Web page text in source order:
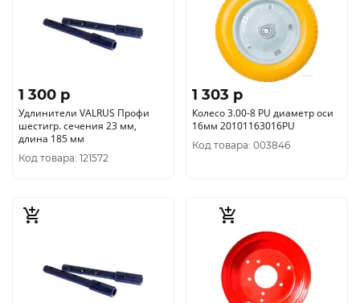
1 300 p
Удлинители VALRUS Профи
шестигр. сечения 23 мм,
длина 185 мм
Код товара: 121572
1 303 p
Колесо 3.00-8 PU диаметр оси
16мм 20101163016PU
Код товара: 003846